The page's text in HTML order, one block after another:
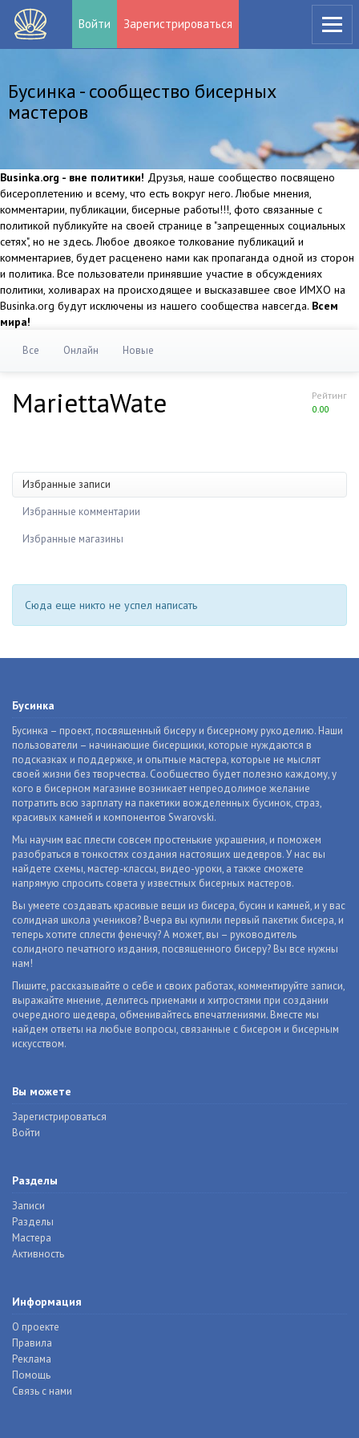
Войти Зарегистрироваться
Бусинка - сообщество бисерных
мастеров
Businka.org - вне политики! Друзья, наше сообщество посвящено
бисероплетению и всему, что есть вокруг него. Любые мнения,
комментарии, публикации, бисерные работы!!!, фото связанные с
политикой публикуйте на своей странице в "запрещенных социальных
сетях", но не здесь. Любое двоякое толкование публикаций и
комментариев, будет расценено нами как пропаганда одной из сторон
и политика. Все пользователи принявшие участие в обсуждениях
политики, холиварах на происходящее и высказавшее свое ИМХО на
Businka.org будут исключены из нашего сообщества навсегда. Всем
мира!
Все Онлайн Новые
Рейтинг
0.00
MariettaWate
Избранные записи
Избранные комментарии
Избранные магазины
Сюда еще никто не успел написать
Бусинка
Бусинка – проект, посвященный бисеру и бисерному рукоделию. Наши
пользователи – начинающие бисерщики, которые нуждаются в
подсказках и поддержке, и опытные мастера, которые не мыслят
своей жизни без творчества. Сообщество будет полезно каждому, у
кого в бисерном магазине возникает непреодолимое желание
потратить всю зарплату на пакетики вожделенных бусинок, страз,
красивых камней и компонентов Swarovski.
Мы научим вас плести совсем простенькие украшения, и поможем
разобраться в тонкостях создания настоящих шедевров. У нас вы
найдете схемы, мастер-классы, видео-уроки, а также сможете
напрямую спросить совета у известных бисерных мастеров.
Вы умеете создавать красивые вещи из бисера, бусин и камней, и у вас
солидная школа учеников? Вчера вы купили первый пакетик бисера, и
теперь хотите сплести фенечку? А может, вы – руководитель
солидного печатного издания, посвященного бисеру? Вы все нужны
нам!
Пишите, рассказывайте о себе и своих работах, комментируйте записи,
выражайте мнение, делитесь приемами и хитростями при создании
очередного шедевра, обменивайтесь впечатлениями. Вместе мы
найдем ответы на любые вопросы, связанные с бисером и бисерным
искусством.
Вы можете
Зарегистрироваться
Войти
Разделы
Записи
Разделы
Мастера
Активность
Информация
О проекте
Правила
Реклама
Помощь
Связь с нами